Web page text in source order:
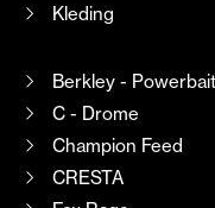
Kleding
Berkley - Powerbait
C - Drome
Champion Feed
CRESTA